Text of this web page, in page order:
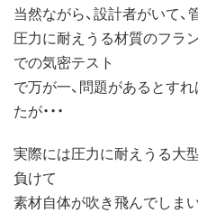
当然ながら、設計者がいて
圧力に耐えうる材質のフラ
での気密テスト
で万が一、問題があるとす
たが・・・
実際には圧力に耐えうる大
負けて
素材自体が吹き飛んでしま